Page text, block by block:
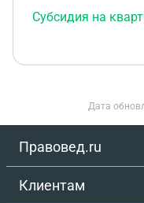
Субсидия на
Дата
Правовед.ru
Клиентам